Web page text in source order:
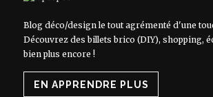
Blog déco/design le tout agrémenté d'une
Découvrez des billets brico (DIY), shopping,
bien plus encore !
EN APPRENDRE PLUS